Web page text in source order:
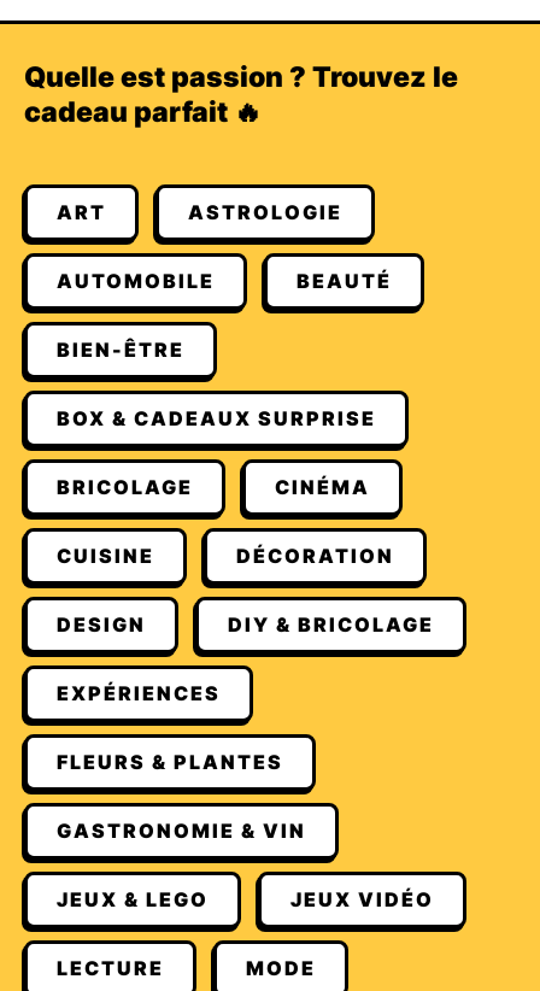
Quelle est passion ? Trouvez le
cadeau parfait 🔥
ART ASTROLOGIE
AUTOMOBILE BEAUTÉ
BIEN-ÊTRE
BOX & CADEAUX SURPRISE
BRICOLAGE CINÉMA
CUISINE DÉCORATION
DESIGN DIY & BRICOLAGE
EXPÉRIENCES
FLEURS & PLANTES
GASTRONOMIE & VIN
JEUX & LEGO JEUX VIDÉO
LECTURE MODE